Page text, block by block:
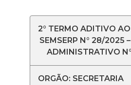
2° TERMO ADITIVO
SEMSERP N° 28/2025
ADMINISTRATIVO
ORGÃO: SECRETARIA